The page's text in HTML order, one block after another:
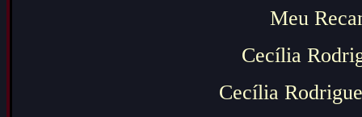
Meu
Cecília
Cecília